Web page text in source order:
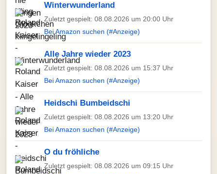
Winterwunderland
Zuletzt gespielt: 08.08.2026 um 20:00 Uhr
Bei Amazon suchen (#Anzeige)
Alle Jahre wieder 2023
Zuletzt gespielt: 08.08.2026 um 15:37 Uhr
Bei Amazon suchen (#Anzeige)
Heidschi Bumbeidschi
Zuletzt gespielt: 08.08.2026 um 13:20 Uhr
Bei Amazon suchen (#Anzeige)
O du fröhliche
Zuletzt gespielt: 08.08.2026 um 09:15 Uhr